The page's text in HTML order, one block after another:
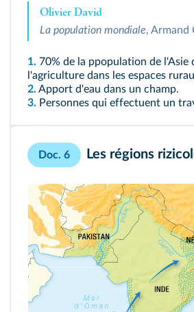
Olivier David
La population mondiale, Armand
1. 70% de la ppopulation de l'Asie
l'agriculture dans les espaces
2. Apport d'eau dans un champ.
3. Personnes qui effectuent un
Doc. 6 Les régions